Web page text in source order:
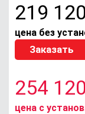
219 120
цена без
Заказать
254 120
цена с